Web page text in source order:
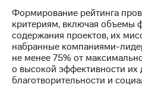
и акционерам
Корпоративное
управление
Корпоративный
секретарь
Формирование рейтинга
критериям, включая объемы
содержания проектов, их
набранные компаниями-
не менее 75% от
о высокой эффективности их
благотворительности и